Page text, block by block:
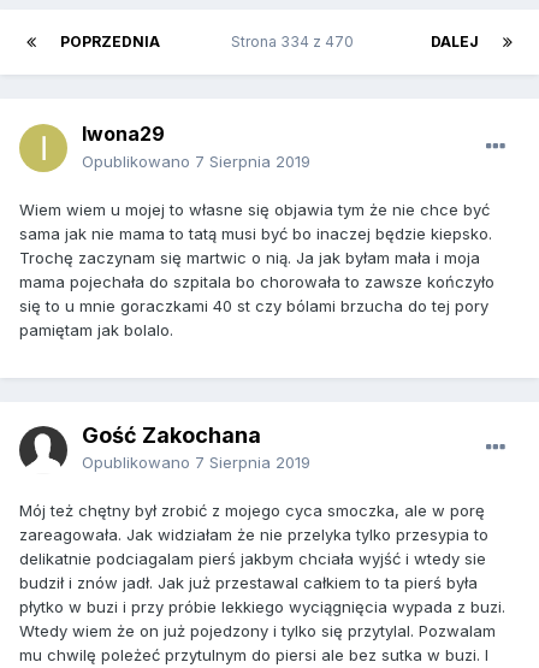
POPRZEDNIA DALEJ
Strona 334 z 470
Iwona29
Opublikowano 7 Sierpnia 2019
Wiem wiem u mojej to własne się objawia tym że nie chce być
sama jak nie mama to tatą musi być bo inaczej będzie kiepsko.
Trochę zaczynam się martwic o nią. Ja jak byłam mała i moja
mama pojechała do szpitala bo chorowała to zawsze kończyło
się to u mnie goraczkami 40 st czy bólami brzucha do tej pory
pamiętam jak bolalo.
Gość Zakochana
Opublikowano 7 Sierpnia 2019
Mój też chętny był zrobić z mojego cyca smoczka, ale w porę
zareagowała. Jak widziałam że nie przelyka tylko przesypia to
delikatnie podciagalam pierś jakbym chciała wyjść i wtedy sie
budził i znów jadł. Jak już przestawal całkiem to ta pierś była
płytko w buzi i przy próbie lekkiego wyciągnięcia wypada z buzi.
Wtedy wiem że on już pojedzony i tylko się przytylal. Pozwalam
mu chwilę poleżeć przytulnym do piersi ale bez sutka w buzi. I